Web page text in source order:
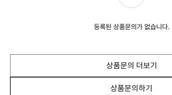
등록된 상품문의가 없습니다.
상품문의 더보기
상품문의하기